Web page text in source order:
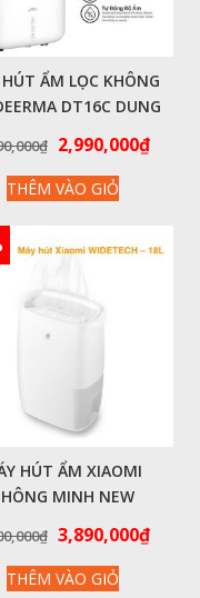
ẨM LỌC KHÔNG
DT16C DUNG
ẨM 12L-15L. CÔNG
200W PHÒNG 50M2 –
HÀNG CHÍNH HÃNG
₫ Giá
là:
2,990,000₫Giá
THÊM VÀO GIỎ
HÚT ẨM XIAOMI
MINH NEW
₫ Giá
là:
3,890,000₫Giá
THÊM VÀO GIỎ